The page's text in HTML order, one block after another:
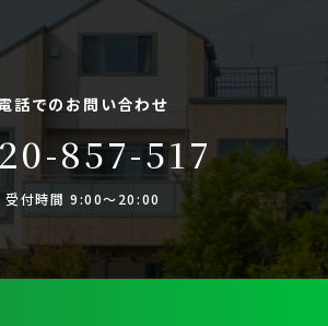
話でのお問い合わせ
857-517
受付時間 9:00〜20:00